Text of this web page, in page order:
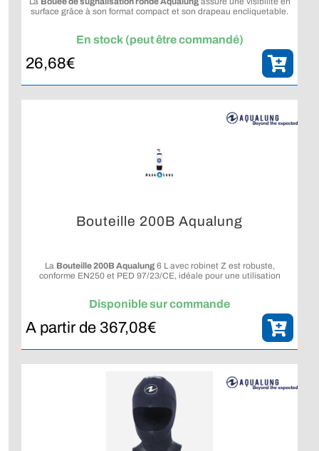
surface grâce à son format compact et son drapeau encliquetable.
En stock (peut être commandé)
26,68€
Bouteille 200B Aqualung
La Bouteille 200B Aqualung6 L avec robinet Z est robuste,
conforme EN250 et PED 97/23/CE, idéale pour une utilisation
Disponible sur commande
A partir de 367,08€